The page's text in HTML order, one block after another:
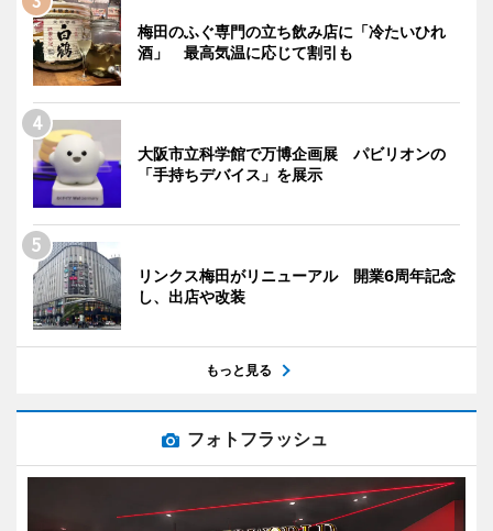
梅田のふぐ専門の立ち飲み店に「冷たいひれ
酒」 最高気温に応じて割引も
大阪市立科学館で万博企画展 パビリオンの
「手持ちデバイス」を展示
リンクス梅田がリニューアル 開業6周年記念
し、出店や改装
もっと見る
フォトフラッシュ